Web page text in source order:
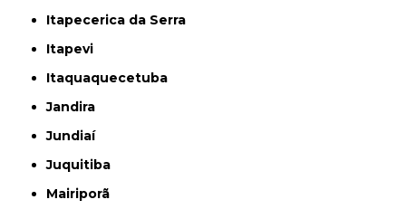
Itapecerica da Serra
Itapevi
Itaquaquecetuba
Jandira
Jundiaí
Juquitiba
Mairiporã